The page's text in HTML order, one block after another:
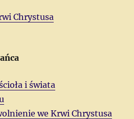
Chrystusa
i świata
we Krwi Chrystusa